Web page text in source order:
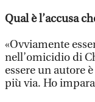
Qual è l’accusa
«Ovviamente
nell’omicidio di
essere un autore
più via. Ho